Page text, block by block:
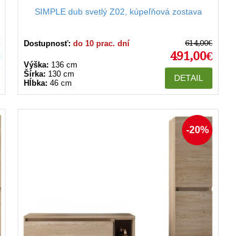
SIMPLE dub svetlý Z02, kúpeľňová zostava
Dostupnosť: do 10 prac. dní
Výška: 136 cm
Šírka: 130 cm
Hĺbka: 46 cm
614,00€
491,00€
DETAIL
-20%